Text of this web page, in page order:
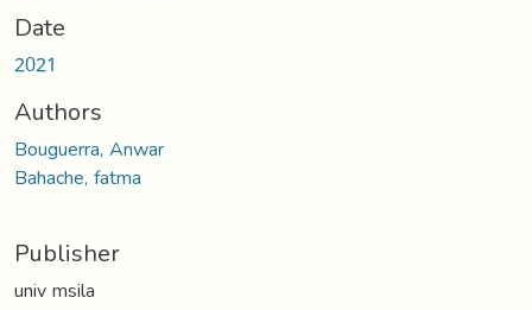
Date
2021
Authors
Bouguerra, Anwar
Bahache, fatma
Publisher
univ msila